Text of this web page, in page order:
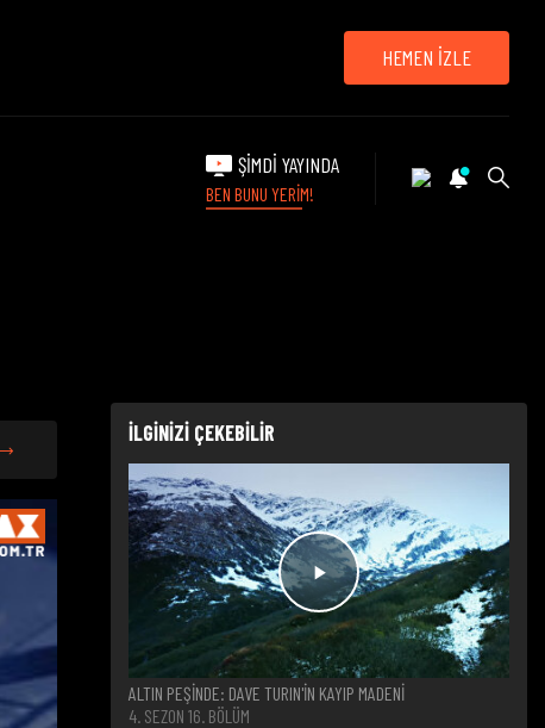
HEMEN İZLE
ŞİMDİ YAYINDA
BEN BUNU YERİM!
İLGİNİZİ ÇEKEBİLİR
ALTIN PEŞİNDE: DAVE TURIN'İN KAYIP MADENİ
4. SEZON 16. BÖLÜM